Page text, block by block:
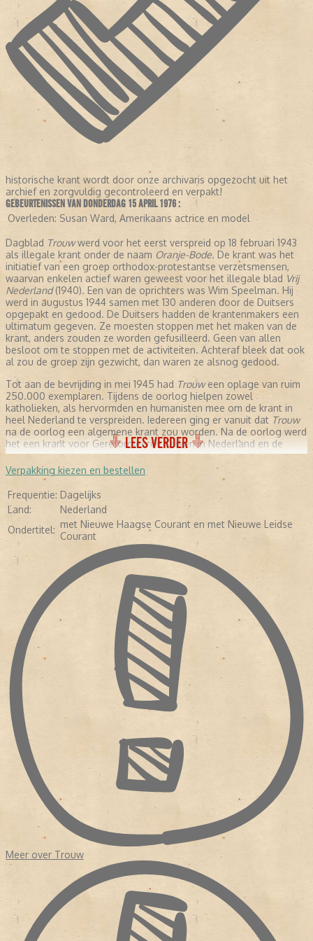
historische krant wordt door onze archivaris opgezocht uit het
archief en zorgvuldig gecontroleerd en verpakt!
GEBEURTENISSEN VAN DONDERDAG 15 APRIL 1976 :
Overleden: Susan Ward, Amerikaans actrice en model
Dagblad Trouwwerd voor het eerst verspreid op 18 februari 1943
als illegale krant onder de naam Oranje-Bode. De krant was het
initiatief van een groep orthodox-protestantse verzetsmensen,
waarvan enkelen actief waren geweest voor het illegale blad Vrij
Nederland(1940). Een van de oprichters was Wim Speelman. Hij
werd in augustus 1944 samen met 130 anderen door de Duitsers
opgepakt en gedood. De Duitsers hadden de krantenmakers een
ultimatum gegeven. Ze moesten stoppen met het maken van de
krant, anders zouden ze worden gefusilleerd. Geen van allen
besloot om te stoppen met de activiteiten. Achteraf bleek dat ook
al zou de groep zijn gezwicht, dan waren ze alsnog gedood.
Tot aan de bevrijding in mei 1945 had Trouween oplage van ruim
250.000 exemplaren. Tijdens de oorlog hielpen zowel
katholieken, als hervormden en humanisten mee om de krant in
heel Nederland te verspreiden. Iedereen ging er vanuit dat Trouw
na de oorlog een algemene krant zou worden. Na de oorlog werd
het een krant voor Gereformeerde Kerken in Nederland en de
bijbehorende politieke partij Anti-Revolutionaire Partij (ARP).
NA DE OORLOG
Sieuwert Bruins Slot was na de bevrijding de hoofdredacteur
vanTrouw
. Daarnaast was hij voor de ARP fractielid in de Tweede
Kamer. Zijn achtergrond kwam sterk naar voren in de
hoofdredactionele commentaren, zoals de dekolonisatie van
Indonesië, christenen die overliepen naar de Partij van de Arbeid.
Dit duurde tot 1963. Uit het niets maakte Slot een ommezwaai in
de wijze waarop hij commentaar gaf. Alle vormen van religie
werden als een belangrijk onderdeel van de samenleving
beschouwd. Stichting De Christelijke Pers, die over de identiteit
van de krant waakte, zag geen kwaad in de veranderingen. Totdat
de krant in financieel zwaar weer kwam.
Sinds de oprichting was Trouwnog nooit geleid door een redactie
van journalisten. Zelfs na de fusie in 1971 met de Kwartetbladen,
vier protestants-christelijke dagbladen uit Zuid-Holland die
eveneens geldproblemen hadden, was er nog geen redactionele
eenheid. Hoewel het erop leek dat het bestaansrecht van de krant
kwam verbeterde, haakten veel lezers af. Waarom? Enerzijds
had
de orthodoxe oorsprong opzij gezet en anderzijds was
de krant nog steeds een onderdeel van de verzuiling.
In 1975 volgde opnieuw een fusie vanwege geldgebrek.
Perscombinatie nam
Trouwover. Dit keer kwam de redactie in
handen van echte krantenuitgevers terecht. Er was budget voor
make over en er werden eisen gesteld aan de hoofdredactie.
NIEUW KOERS
Het duurde tot 1998 dat het dagblad een hoofdredacteur kreeg
met een journalistieke achtergrond, Frits van Exter. Onder zijn
leiding werd de krant opgedeeld in 'een nieuwskatern' en een
achtergrond 'De Verdieping'. Exter had in de redactie gezeten en
wist wat er speelde. In 2007 nam Willem Schoonen het stokje van
Frits Exter over. Evenals Exter kwam ook Schoonen uit de redactie.
Hij was redacteur geweest vanDe Waarheid
en kwam in 1985 als
wetenschapsredacteur bij
Trouw. Vervolgens was Schoonen nog
LEES VERDER
Verpakking kiezen en bestellen
Frequentie: Dagelijks
Land:
Nederland
Ondertitel: met Nieuwe Haagse Courant en met Nieuwe Leidse
Courant
Meer over Trouw